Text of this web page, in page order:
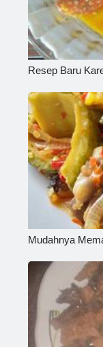
Resep Baru
Mudahnya